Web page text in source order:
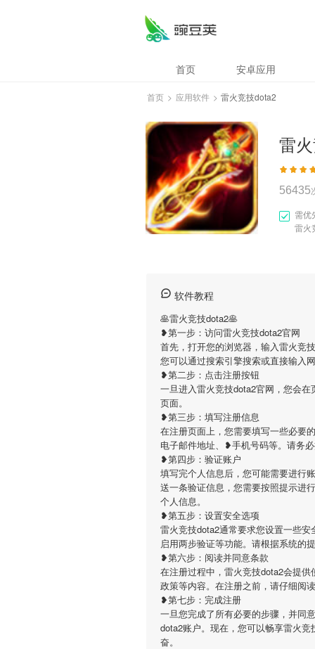
首页 安卓应用
首页 > 应用软件 > 雷火竞技dota2
雷
56435
需优
雷火
软件教程
🥞雷火竞技dota2🥞
❥第一步：访问雷火竞技dota2官网
首先，打开您的浏览器，输入雷火竞
您可以通过搜索引擎搜索或直接输入网
❥第二步：点击注册按钮
一旦进入雷火竞技dota2官网，您会
页面。
❥第三步：填写注册信息
在注册页面上，您需要填写一些必要
电子邮件地址、❥手机号码等。请务
❥第四步：验证账户
填写完个人信息后，您可能需要进行
送一条验证信息，您需要按照提示进
个人信息。
❥第五步：设置安全选项
雷火竞技dota2通常要求您设置一些
启用两步验证等功能。请根据系统的
❥第六步：阅读并同意条款
在注册过程中，雷火竞技dota2会提
政策等内容。在注册之前，请仔细阅
❥第七步：完成注册
一旦您完成了所有必要的步骤，并同
dota2账户。现在，您可以畅享雷火
奋。